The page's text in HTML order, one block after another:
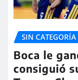
SIN CATEGORÍA
Boca le
consiguió